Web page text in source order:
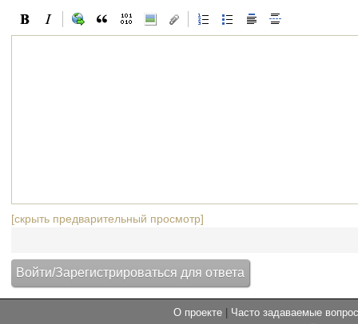
[скрыть предварительный просмотр]
О проекте Часто задаваемые